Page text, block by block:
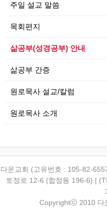
주일 설교 말씀
목회편지
삶공부(성경공부) 안내
삶공부 간증
원로목사 설교/칼럼
원로목사 소개
다운교회 (고유번호 : 105-82-
토정로 12-6 (합정동 196-6) |
Copyrightⓒ 2010 다